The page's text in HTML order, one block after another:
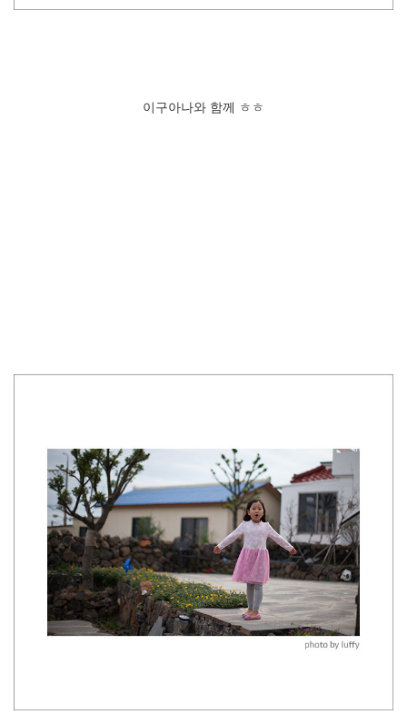
이구아나와 함께 ㅎㅎ